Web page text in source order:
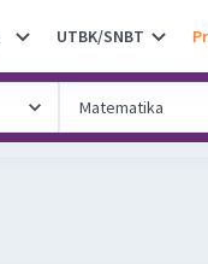
UTBK/SNBT